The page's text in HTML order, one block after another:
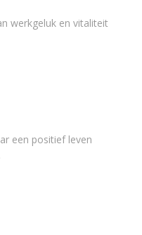
werkgeluk en vitaliteit
een positief leven